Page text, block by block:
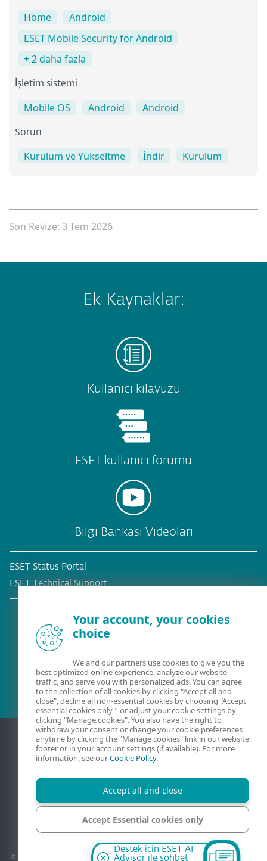
Home
Android
ESET Mobile Security for Android
+ 2 daha fazla
İşletim sistemi
Mobile OS Android Android
Sorun
Kurulum ve Yükseltme İndir Kurulum
Son Revize: 3 Tem 2026
Ek Kaynaklar:
Kullanıcı kılavuzu
ESET kullanıcı forumu
Bilgi Bankası Videoları
ESET Status Portal
ESET Technical Support
Mevcut müşteri mi?
Gizlilik Yasal Bilgi
Güvenlik Açıklarını Raporla
© 1992 - 2026 ESET, spol. s r.o. - Tüm hakları saklıdır. Burada kullanılan markalar ESET
Destek için ESET AI
Advisor ile sohbet
Your account, your cookies
choice
We and our partners use cookies to give you the
best optimized online experience, analyze our website
traffic, and serve you with personalized ads. You can agree
to the collection of all cookies by clicking "Accept all and
close", decline all non-essential cookies by choosing "Accept
essential cookies only", or adjust your cookie settings by
clicking "Manage cookies". You also have the right to
withdraw your consent or change your cookie preferences
anytime by clicking the "Manage cookies" link in our website
footer or in your account settings (if available). For more
information, see ourCookie Policy.
Accept all and close
Accept Essential cookies only
Manage cookies